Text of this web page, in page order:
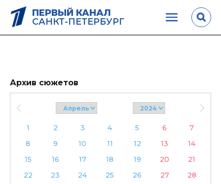
ПЕРВЫЙ КАНАЛ
САНКТ-ПЕТЕРБУРГ
Архив сюжетов
1 2 3 4 5 6
7
8
9 10 11 12 13
14
15
16 17 18 19 20
21
22
23 24 25 26 27
28